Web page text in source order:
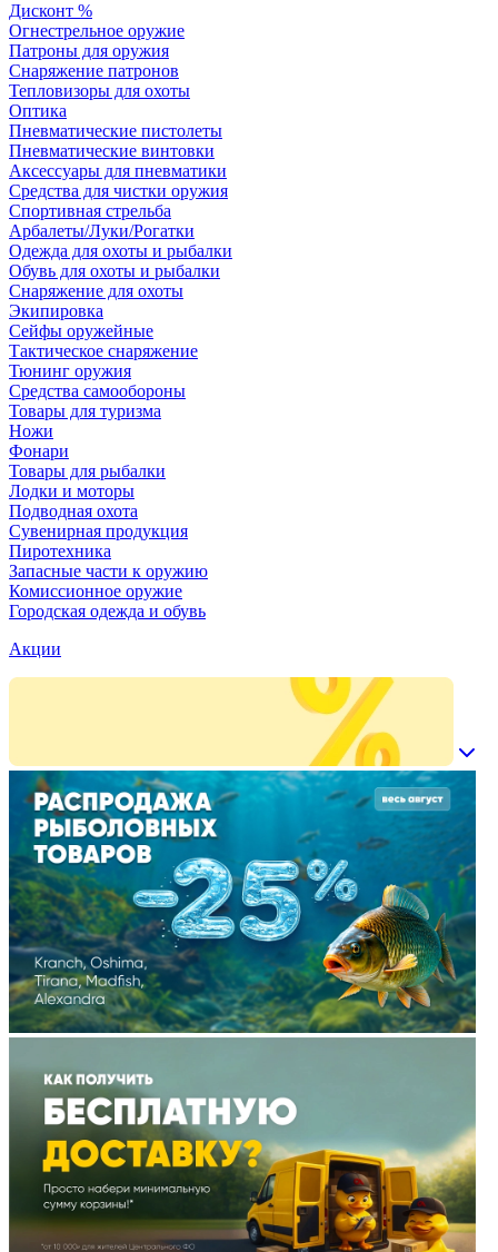
Дисконт %
Огнестрельное оружие
Патроны для оружия
Снаряжение патронов
Тепловизоры для охоты
Оптика
Пневматические пистолеты
Пневматические винтовки
Аксессуары для пневматики
Средства для чистки оружия
Спортивная стрельба
Арбалеты/Луки/Рогатки
Одежда для охоты и рыбалки
Обувь для охоты и рыбалки
Снаряжение для охоты
Экипировка
Сейфы оружейные
Тактическое снаряжение
Тюнинг оружия
Средства самообороны
Товары для туризма
Ножи
Фонари
Товары для рыбалки
Лодки и моторы
Подводная охота
Сувенирная продукция
Пиротехника
Запасные части к оружию
Комиссионное оружие
Городская одежда и обувь
Акции